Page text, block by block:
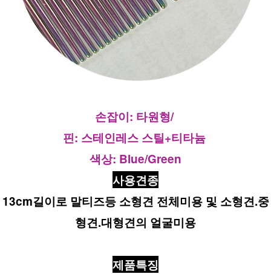
손잡이: 타원형/
핀: 스테인레스 스틸+티타늄
색상: Blue/Green
사용견종
13cm길이로 말티즈등 소형견 전체미용 및 소형견.중
형견.대형견의 얼굴미용
제품특징